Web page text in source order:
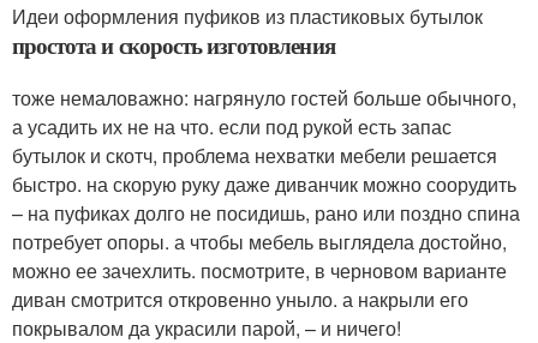
Идеи оформления пуфиков из пластиковых бутылок
простота и скорость изготовления
тоже немаловажно: нагрянуло гостей больше обычного,
а усадить их не на что. если под рукой есть запас
бутылок и скотч, проблема нехватки мебели решается
быстро. на скорую руку даже диванчик можно соорудить
– на пуфиках долго не посидишь, рано или поздно спина
потребует опоры. а чтобы мебель выглядела достойно,
можно ее зачехлить. посмотрите, в черновом варианте
диван смотрится откровенно уныло. а накрыли его
покрывалом да украсили парой, – и ничего!